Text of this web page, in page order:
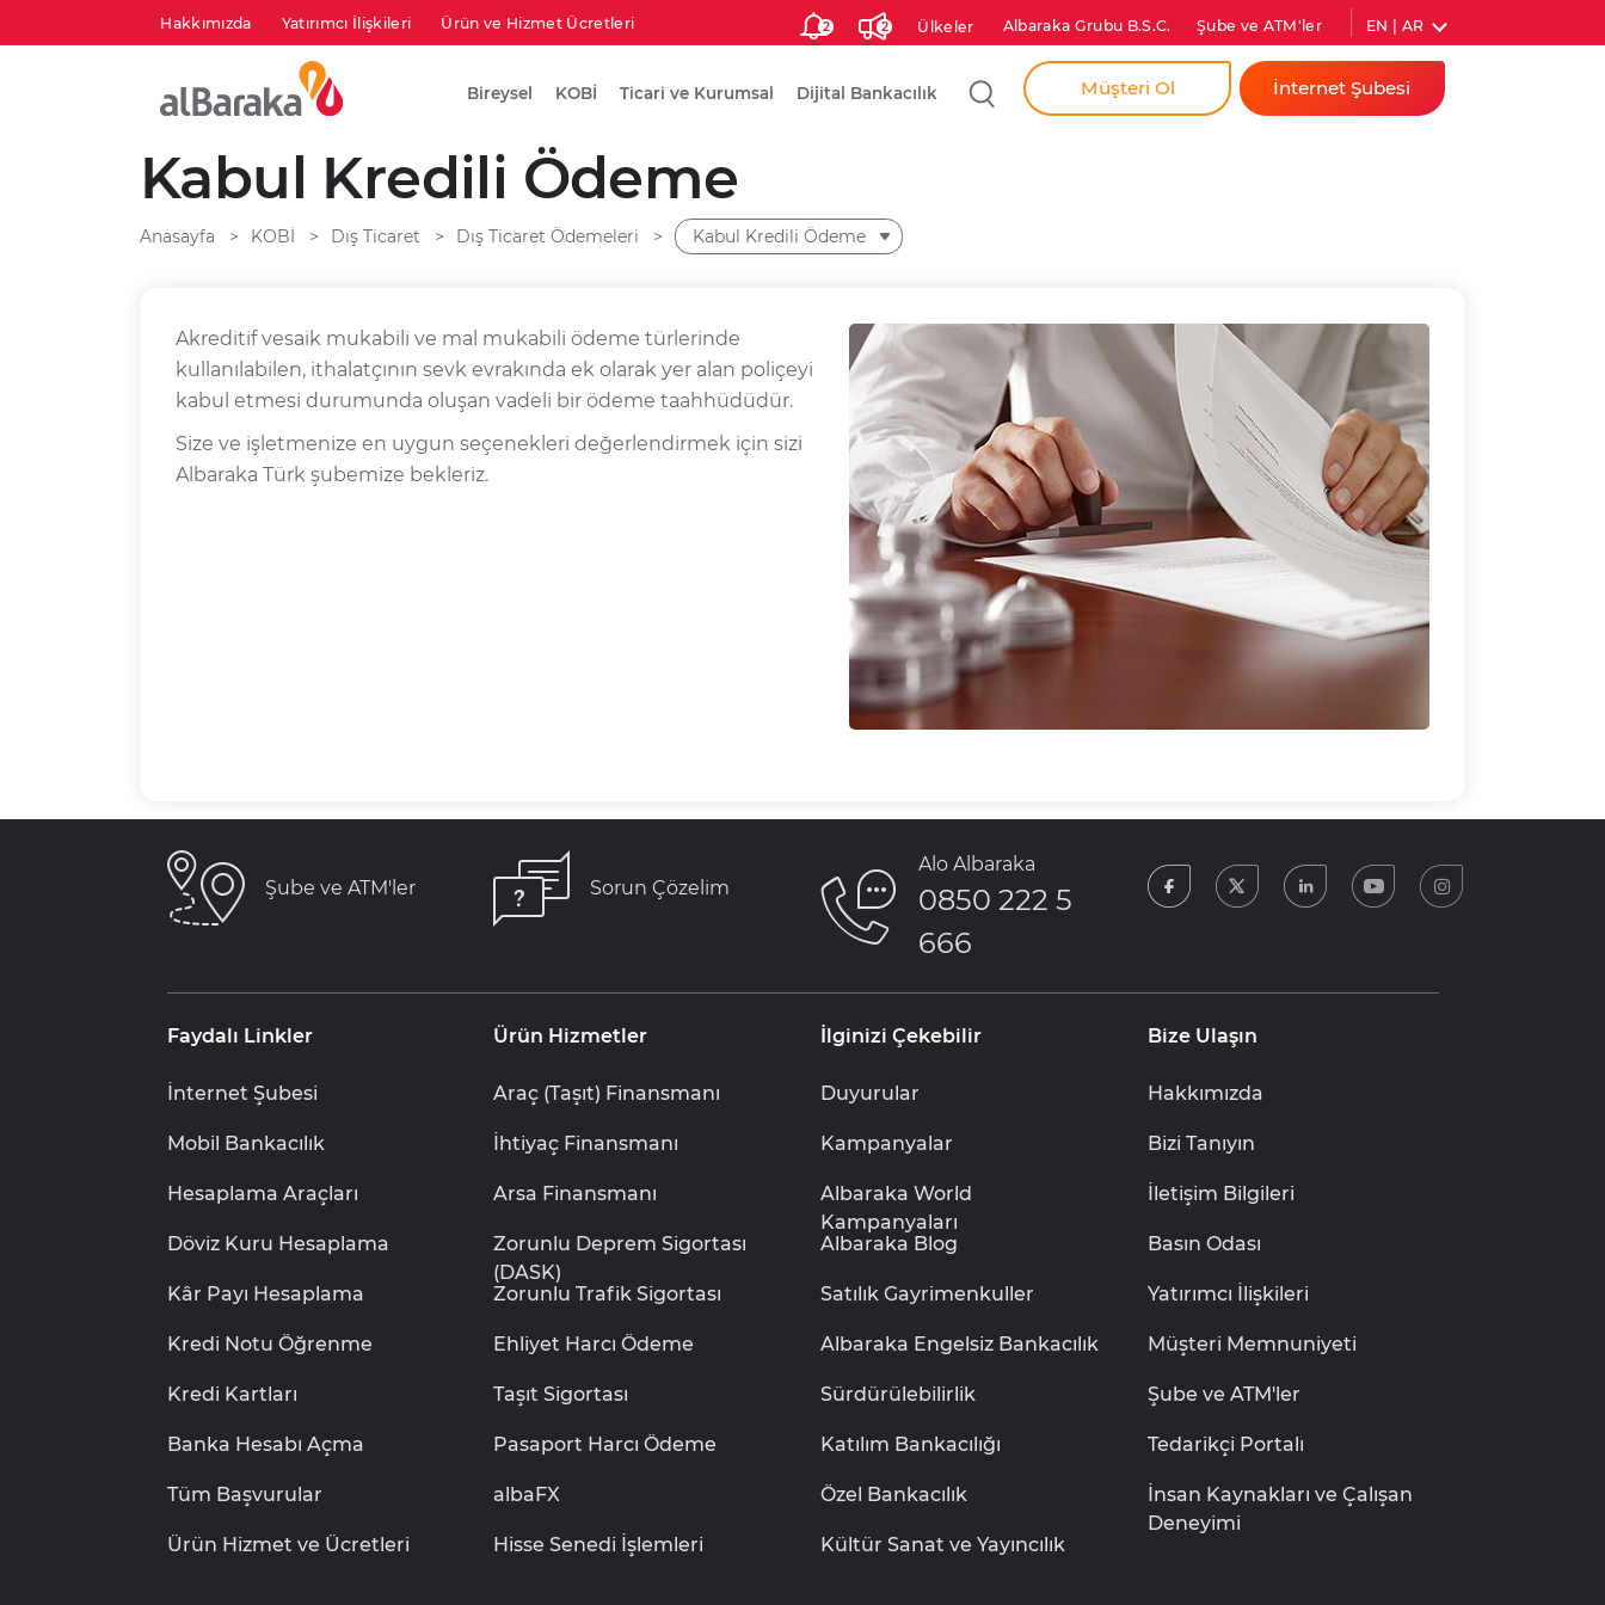
Hakkımızda Yatırımcı İlişkileri Ürün ve Hizmet Ücretleri 2 2 Ülkeler Albaraka Grubu B.S.C. Şube ve ATM'ler EN | AR
Bireysel KOBİ Ticari ve Kurumsal Dijital Bankacılık AramaMüşteri Ol İnternet Şubesi
Kabul Kredili Ödeme
Anasayfa KOBİ Dış Ticaret Dış Ticaret Ödemeleri Kabul Kredili Ödeme
Akreditif vesaik mukabili ve mal mukabili ödeme türlerinde
kullanılabilen, ithalatçının sevk evrakında ek olarak yer alan poliçeyi
kabul etmesi durumunda oluşan vadeli bir ödeme taahhüdüdür.
Size ve işletmenize en uygun seçenekleri değerlendirmek için sizi
Albaraka Türk şubemize bekleriz.
Şube ve ATM'ler Sorun Çözelim
Alo Albaraka
0850 222 5
666
facebooktwitter linkedin youtube
Faydalı Linkler
İnternet Şubesi
Mobil Bankacılık
Hesaplama Araçları
Döviz Kuru Hesaplama
Kâr Payı Hesaplama
Kredi Notu Öğrenme
Kredi Kartları
Banka Hesabı Açma
Tüm Başvurular
Ürün Hizmet ve Ücretleri
Ürün Hizmetler
Araç (Taşıt) Finansmanı
İhtiyaç Finansmanı
Arsa Finansmanı
Zorunlu Deprem Sigortası
(DASK)
Zorunlu Trafik Sigortası
Ehliyet Harcı Ödeme
Taşıt Sigortası
Pasaport Harcı Ödeme
albaFX
Hisse Senedi İşlemleri
İlginizi Çekebilir
Duyurular
Kampanyalar
Albaraka World
Kampanyaları
Albaraka Blog
Satılık Gayrimenkuller
Albaraka Engelsiz Bankacılık
Sürdürülebilirlik
Katılım Bankacılığı
Özel Bankacılık
Kültür Sanat ve Yayıncılık
Bize Ulaşın
Hakkımızda
Bizi Tanıyın
İletişim Bilgileri
Basın Odası
Yatırımcı İlişkileri
Müşteri Memnuniyeti
Şube ve ATM'ler
Tedarikçi Portalı
İnsan Kaynakları ve Çalışan
Deneyimi